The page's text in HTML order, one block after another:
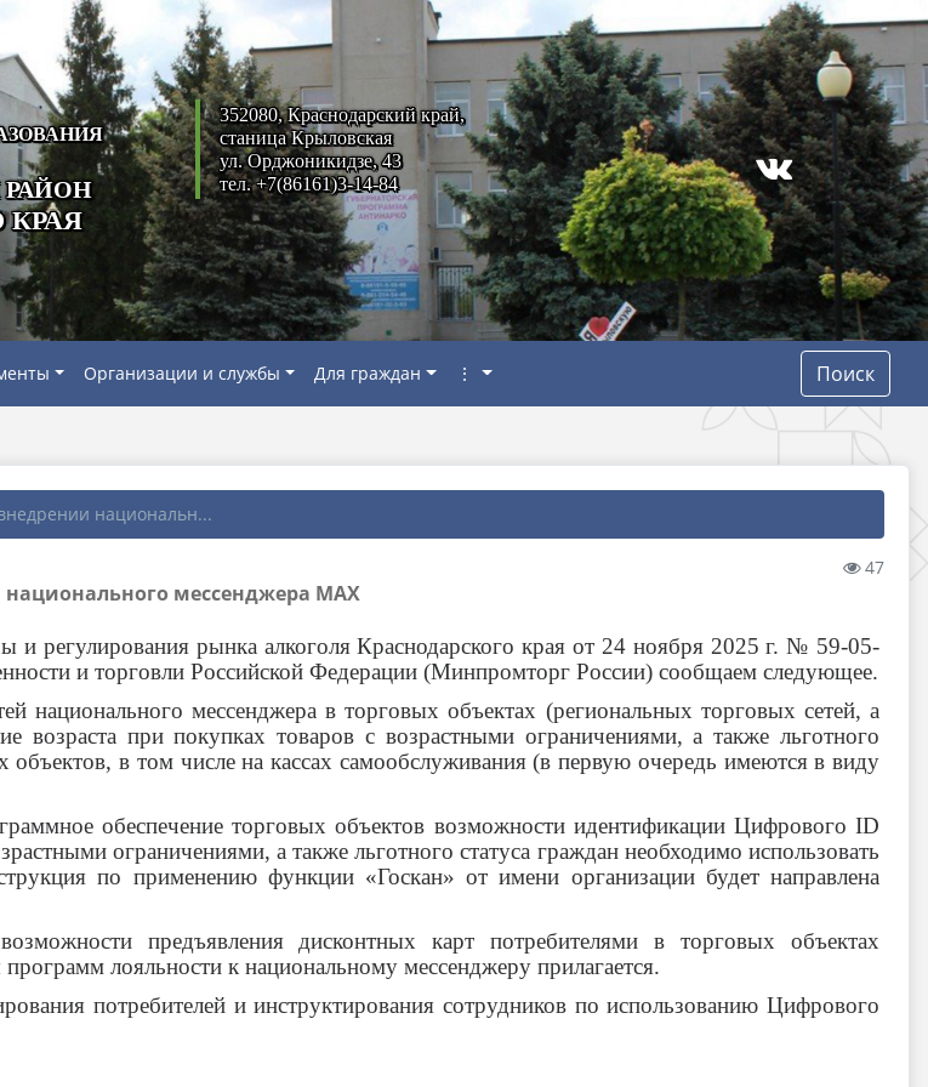
КРАЯ
352080, Краснодарский край,
станица Крыловская
ул. Орджоникидзе, 43
тел. +7(86161)3-14-84
Организации и службы Для граждан ⋮ Поиск
национальн...
47
мессенджера MAX
и регулирования рынка алкоголя Краснодарского края от 24 ноября 2025 г. № 59-05-
и торговли Российской Федерации (Минпромторг России) сообщаем следующее.
национального мессенджера в торговых объектах (региональных торговых сетей, а
возраста при покупках товаров с возрастными ограничениями, а также льготного
в том числе на кассах самообслуживания (в первую очередь имеются в виду
обеспечение торговых объектов возможности идентификации Цифрового ID
ограничениями, а также льготного статуса граждан необходимо использовать
по применению функции «Госкан» от имени организации будет направлена
предъявления дисконтных карт потребителями в торговых объектах
лояльности к национальному мессенджеру прилагается.
потребителей и инструктирования сотрудников по использованию Цифрового